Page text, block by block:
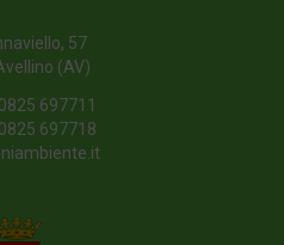
57
(AV)
697711
697718